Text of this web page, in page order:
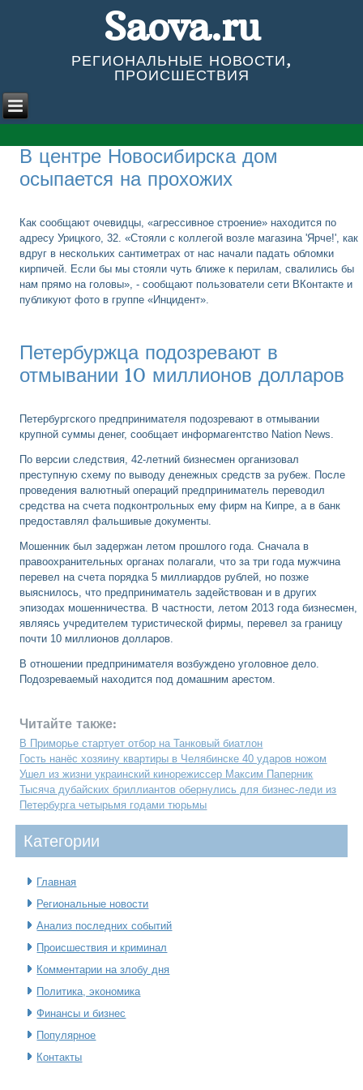
Saova.ru
РЕГИОНАЛЬНЫЕ НОВОСТИ,
ПРОИСШЕСТВИЯ
В центре Новосибирска дом
осыпается на прохожих
Как сообщают очевидцы, «агрессивное строение» находится по
адресу Урицкого, 32. «Стояли с коллегой возле магазина 'Ярче!', как
вдруг в нескольких сантиметрах от нас начали падать обломки
кирпичей. Если бы мы стояли чуть ближе к перилам, свалились бы
нам прямо на головы», - сообщают пользователи сети ВКонтакте и
публикуют фото в группе «Инцидент».
Петербуржца подозревают в
отмывании 10 миллионов долларов
Петербургского предпринимателя подозревают в отмывании
крупной суммы денег, сообщает информагентство Nation News.
По версии следствия, 42-летний бизнесмен организовал
преступную схему по выводу денежных средств за рубеж. После
проведения валютный операций предприниматель переводил
средства на счета подконтрольных ему фирм на Кипре, а в банк
предоставлял фальшивые документы.
Мошенник был задержан летом прошлого года. Сначала в
правоохранительных органах полагали, что за три года мужчина
перевел на счета порядка 5 миллиардов рублей, но позже
выяснилось, что предприниматель задействован и в других
эпизодах мошенничества. В частности, летом 2013 года бизнесмен,
являясь учредителем туристической фирмы, перевел за границу
почти 10 миллионов долларов.
В отношении предпринимателя возбуждено уголовное дело.
Подозреваемый находится под домашним арестом.
Читайте также:
В Приморье стартует отбор на Танковый биатлон
Гость нанёс хозяину квартиры в Челябинске 40 ударов ножом
Ушел из жизни украинский кинорежиссер Максим Паперник
Тысяча дубайских бриллиантов обернулись для бизнес-леди из
Петербурга четырьмя годами тюрьмы
Категοрии
Главная
Региональные новости
Анализ последних событий
Происшествия и криминал
Комментарии на злобу дня
Политика, экономика
Финансы и бизнес
Популярное
Контакты